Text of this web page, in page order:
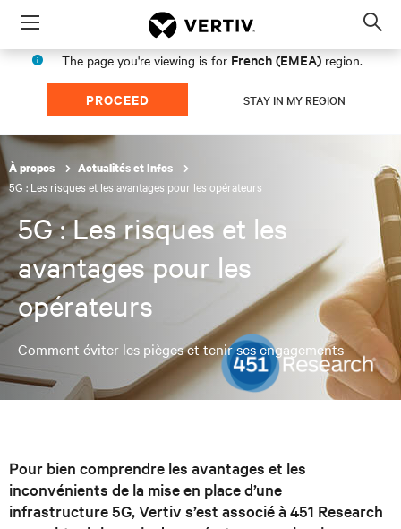
Menu
The page you're viewing is for French (EMEA) region.
PROCEED STAY IN MY REGION
À propos Actualités et Infos
5G : Les risques et les avantages pour les opérateurs
5G : Les risques et les
avantages pour les
opérateurs
Comment éviter les pièges et tenir ses engagements
Pour bien comprendre les avantages et les
inconvénients de la mise en place d’une
infrastructure 5G, Vertiv s’est associé à 451 Research